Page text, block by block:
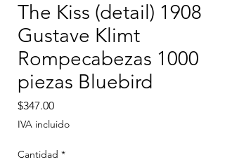
The Kiss (detail) 1908
Gustave Klimt
Rompecabezas 1000
piezas Bluebird
$347.00Precio
IVA incluido
Cantidad *